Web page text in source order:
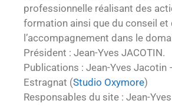
professionnelle réalisant des
formation ainsi que du conseil et
l’accompagnement dans le
Président : Jean-Yves JACOTIN.
Publications : Jean-Yves Jacotin
Estragnat (Studio Oxymore)
Responsables du site : Jean-